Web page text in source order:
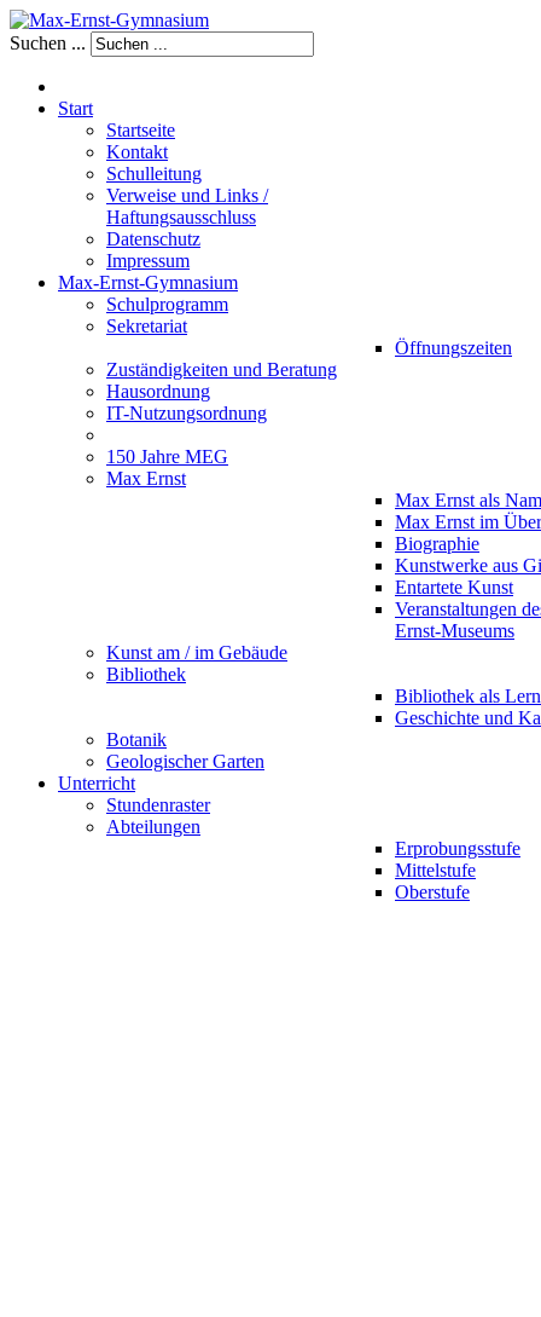
Suchen ...
Start
Startseite
Kontakt
Schulleitung
Verweise und Links /
Haftungsausschluss
Datenschutz
Impressum
Max-Ernst-Gymnasium
Schulprogramm
Sekretariat
Öffnungszeiten
Zuständigkeiten und Beratung
Hausordnung
IT-Nutzungsordnung
150 Jahre MEG
Max Ernst
Max Ernst als
Max Ernst im
Biographie
Kunstwerke aus
Entartete Kunst
Veranstaltungen
Ernst-Museums
Kunst am / im Gebäude
Bibliothek
Bibliothek als
Geschichte und
Botanik
Geologischer Garten
Unterricht
Stundenraster
Abteilungen
Erprobungsstufe
Mittelstufe
Oberstufe